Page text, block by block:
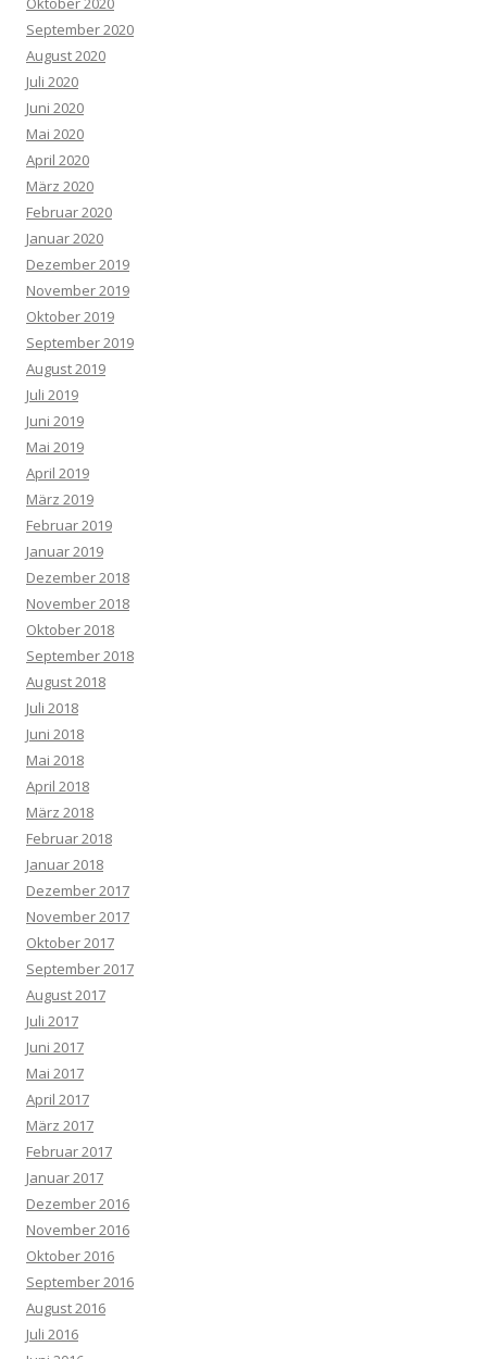
September 2020
August 2020
Juli 2020
Juni 2020
Mai 2020
April 2020
März 2020
Februar 2020
Januar 2020
Dezember 2019
November 2019
Oktober 2019
September 2019
August 2019
Juli 2019
Juni 2019
Mai 2019
April 2019
März 2019
Februar 2019
Januar 2019
Dezember 2018
November 2018
Oktober 2018
September 2018
August 2018
Juli 2018
Juni 2018
Mai 2018
April 2018
März 2018
Februar 2018
Januar 2018
Dezember 2017
November 2017
Oktober 2017
September 2017
August 2017
Juli 2017
Juni 2017
Mai 2017
April 2017
März 2017
Februar 2017
Januar 2017
Dezember 2016
November 2016
Oktober 2016
September 2016
August 2016
Juli 2016